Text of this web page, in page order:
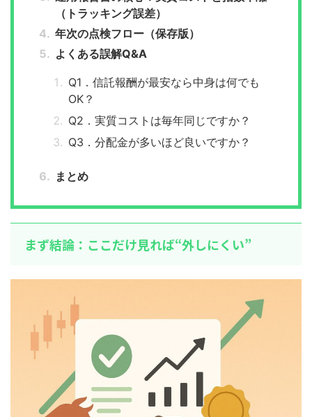
（トラッキング誤差）
年次の点検フロー（保存版）
よくある誤解Q&A
Q1．信託報酬が最安なら中身は何でも
OK？
Q2．実質コストは毎年同じですか？
Q3．分配金が多いほど良いですか？
まとめ
まず結論：ここだけ見れば“外しにくい”